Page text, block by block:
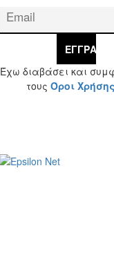
ΕΓΓΡΑΦΉ
Έχω διαβάσει και
τους Όροι